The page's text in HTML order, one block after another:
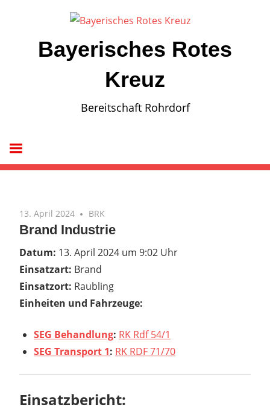
springenBayerisches Rotes
Kreuz
Bereitschaft Rohrdorf
13. April 2024 BRK
Brand Industrie
Datum: 13. April 2024 um 9:02 Uhr
Einsatzart: Brand
Einsatzort: Raubling
Einheiten und Fahrzeuge:
SEG Behandlung: RK Rdf 54/1
SEG Transport 1: RK RDF 71/70
Einsatzbericht: